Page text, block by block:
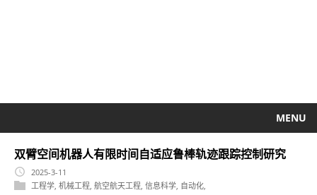
MENU
双臂空间机器人有限时间自适应鲁棒轨迹跟踪控制研究
2025-3-11
工程学 机械工程 航空航天工程 信息科学 自动化